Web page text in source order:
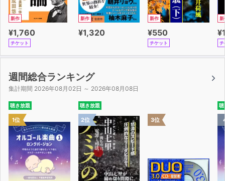
新作
¥1,760
チケット
新作
¥1,320
新作
¥550
チケット
新
チ
週間総合ランキング
集計期間 2026年08月02日 ～ 2026年08月08日
聴き放題
1位
聴き放題
2位 3位
聴